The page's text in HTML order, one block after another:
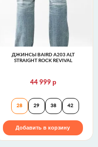
BOOT 32" Rock Revival
ДЖИНСЫ BAIRD A203 ALT
STRAIGHT ROCK REVIVAL
44 999р
Джинсы BAIRD
28 29 38 42
Добавить в корзину